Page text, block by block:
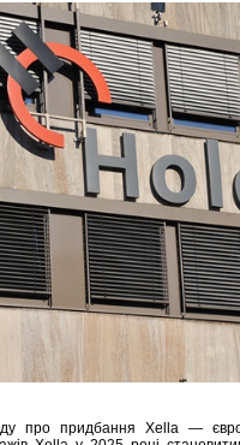
про придбання Xella —